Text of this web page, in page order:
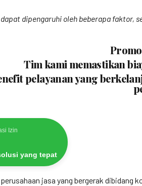
dipengaruhi oleh beberapa
Tim kami memastikan
pelayanan yang
Izin
yang tepat
jasa yang bergerak